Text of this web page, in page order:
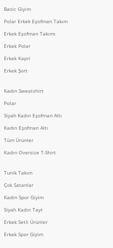
Basic Giyim
Polar Erkek Eşofman Takım
Erkek Eşofman Takımı
Erkek Polar
Erkek Kapri
Erkek Şort
Kadın Sweatshirt
Polar
Siyah Kadın Eşofman Altı
Kadın Eşofman Altı
Tüm Ürünler
Kadın Oversize T-Shirt
Tunik Takım
Çok Satanlar
Kadın Spor Giyim
Siyah Kadın Tayt
Erkek Setli Ürünler
Erkek Spor Giyim